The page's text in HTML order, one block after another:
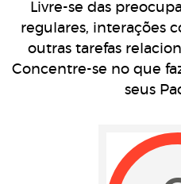
Livre-se das
regulares, interações
outras tarefas
Concentre-se no que
seus